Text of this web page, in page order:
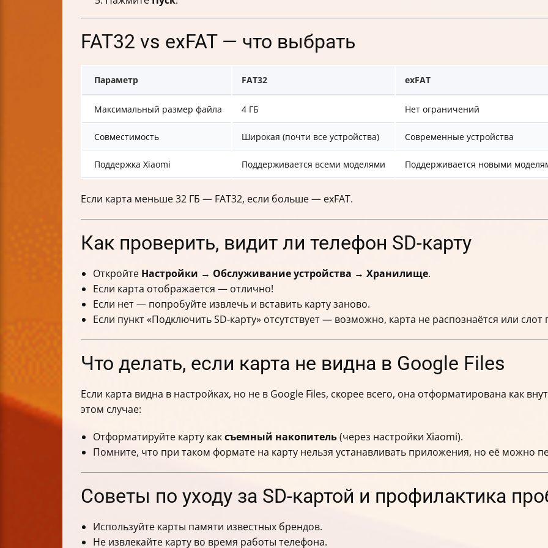
FAT32 vs exFAT — что выбрать
Параметр FAT32 exFAT
Максимальный размер файла 4 ГБ Нет ограничений
Совместимость Широкая (почти все устройства) Современные устройства
Поддержка Xiaomi Поддерживается всеми моделями Поддерживается новыми
Если карта меньше 32 ГБ — FAT32, если больше — exFAT.
Как проверить, видит ли телефон SD-карту
Откройте Настройки → Обслуживание устройства → Хранилище.
Если карта отображается — отлично!
Если нет — попробуйте извлечь и вставить карту заново.
Если пункт «Подключить SD-карту» отсутствует — возможно, карта не распознаётся или
Что делать, если карта не видна в Google Files
Если карта видна в настройках, но не в Google Files, скорее всего, она отформатирована как
этом случае:
Отформатируйте карту каксъемный накопитель(через настройки Xiaomi).
Помните, что при таком формате на карту нельзя устанавливать приложения, но её можно
Советы по уходу за SD-картой и профилактика
Используйте карты памяти известных брендов.
Не извлекайте карту во время работы телефона.